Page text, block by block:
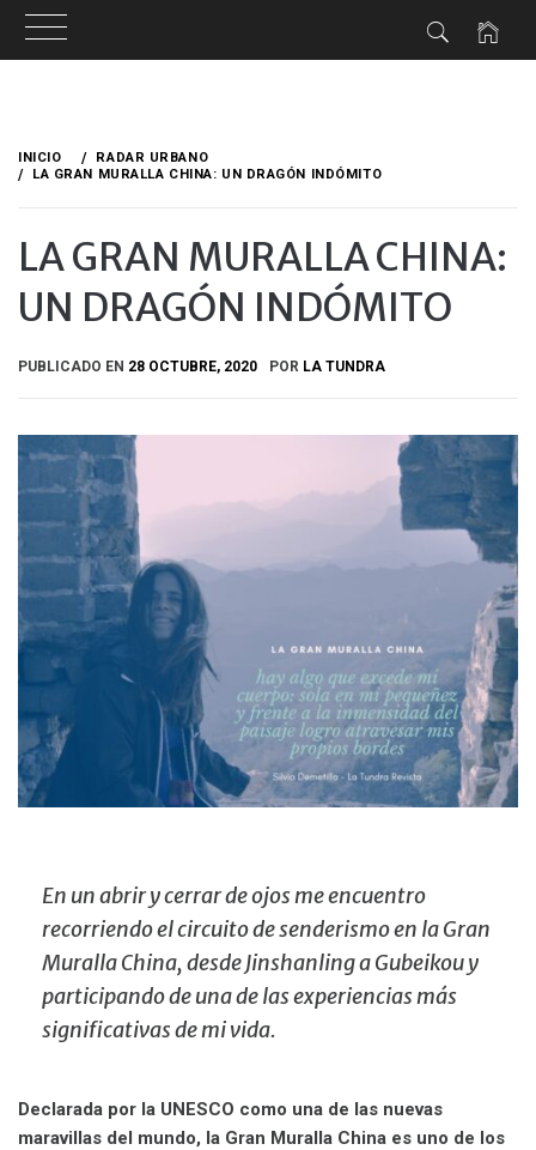
contenido
INICIO
RADAR URBANO
LA GRAN MURALLA CHINA: UN DRAGÓN INDÓMITO
LA GRAN MURALLA CHINA:
UN DRAGÓN INDÓMITO
PUBLICADO EN 28 OCTUBRE, 2020 POR LA TUNDRA
En un abrir y cerrar de ojos me encuentro
recorriendo el circuito de senderismo en la Gran
Muralla China, desde Jinshanling a Gubeikou y
participando de una de las experiencias más
significativas de mi vida.
Declarada por la UNESCO como una de las nuevas
maravillas del mundo, la Gran Muralla China es uno de los